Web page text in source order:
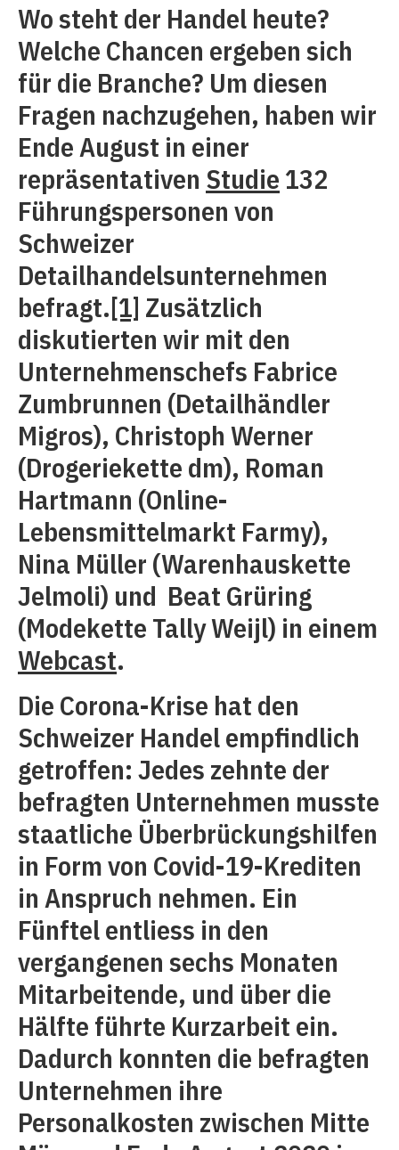
Wo steht der Handel heute?
Welche Chancen ergeben sich
für die Branche? Um diesen
Fragen nachzugehen, haben wir
Ende August in einer
repräsentativen Studie 132
Führungspersonen von
Schweizer
Detailhandelsunternehmen
befragt.[1] Zusätzlich
diskutierten wir mit den
Unternehmenschefs Fabrice
Zumbrunnen (Detailhändler
Migros), Christoph Werner
(Drogeriekette dm), Roman
Hartmann (Online-
Lebensmittelmarkt Farmy),
Nina Müller (Warenhauskette
Jelmoli) und Beat Grüring
(Modekette Tally Weijl) in einem
Webcast.
Die Corona-Krise hat den
Schweizer Handel empfindlich
getroffen: Jedes zehnte der
befragten Unternehmen musste
staatliche Überbrückungshilfen
in Form von Covid-19-Krediten
in Anspruch nehmen. Ein
Fünftel entliess in den
vergangenen sechs Monaten
Mitarbeitende, und über die
Hälfte führte Kurzarbeit ein.
Dadurch konnten die befragten
Unternehmen ihre
Personalkosten zwischen Mitte